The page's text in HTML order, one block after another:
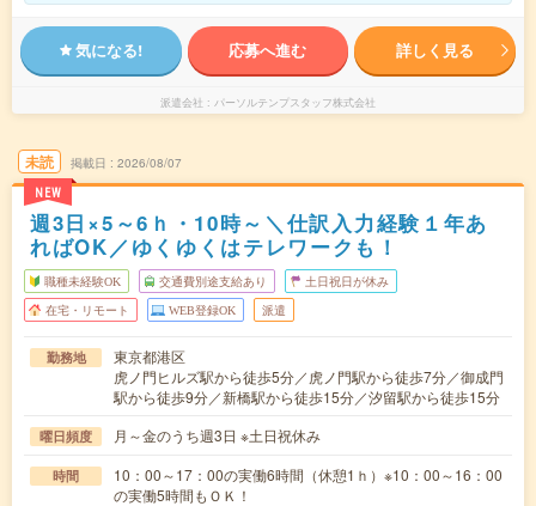
気になる! 応募へ進む 詳しく見る
派遣会社 パーソルテンプスタッフ株式会社
未読
NEW
掲載日 2026/08/07
週3日×5～6ｈ・10時～＼仕訳入力経験１年あ
ればOK／ゆくゆくはテレワークも！
職種未経験OK 交通費別途支給あり 土日祝日が休み
在宅・リモート WEB登録OK 派遣
勤務地
東京都港区
虎ノ門ヒルズ駅から徒歩5分／虎ノ門駅から徒歩7分／御成門
駅から徒歩9分／新橋駅から徒歩15分／汐留駅から徒歩15分
曜日頻度 月～金のうち週3日 ※土日祝休み
時間
10：00～17：00の実働6時間（休憩1ｈ）※10：00～16：00
の実働5時間もＯＫ！